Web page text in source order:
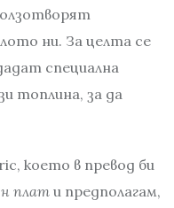
ни. За целта се
специална
топлина, за да
което в превод би
плат и предполагам,